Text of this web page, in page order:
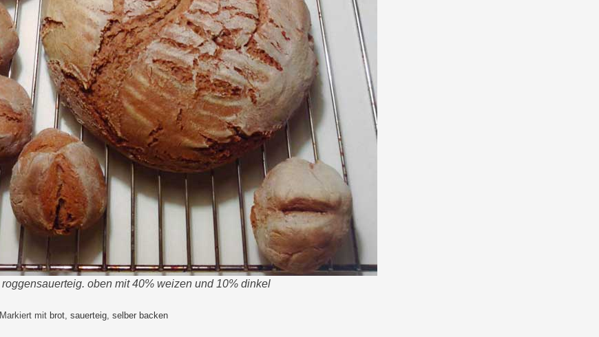
roggensauerteig. oben mit 40% weizen und 10% dinkel
Markiert mit brot, sauerteig, selber backen